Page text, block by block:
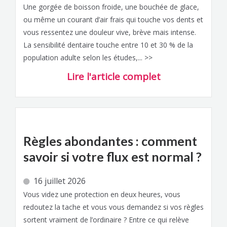
Une gorgée de boisson froide, une bouchée de glace,
ou même un courant d’air frais qui touche vos dents et
vous ressentez une douleur vive, brève mais intense.
La sensibilité dentaire touche entre 10 et 30 % de la
population adulte selon les études,... >>
Lire l'article complet
Règles abondantes : comment
savoir si votre flux est normal ?
16 juillet 2026
Vous videz une protection en deux heures, vous
redoutez la tache et vous vous demandez si vos règles
sortent vraiment de l’ordinaire ? Entre ce qui relève